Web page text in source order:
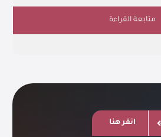
متابعة القراءة
انقر هنا